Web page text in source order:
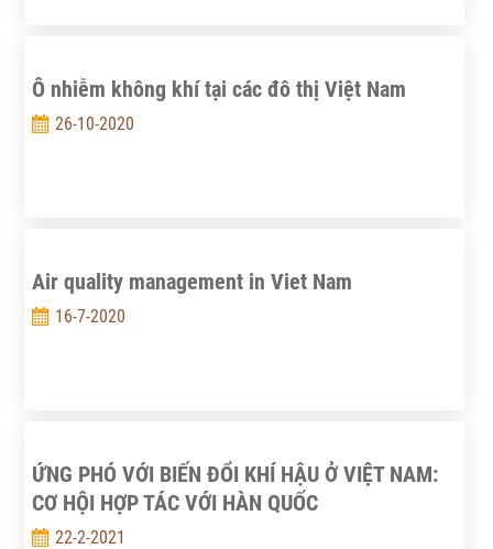
Ô nhiễm không khí tại các đô thị Việt Nam
26-10-2020
Air quality management in Viet Nam
16-7-2020
ỨNG PHÓ VỚI BIẾN ĐỔI KHÍ HẬU Ở VIỆT NAM:
CƠ HỘI HỢP TÁC VỚI HÀN QUỐC
22-2-2021